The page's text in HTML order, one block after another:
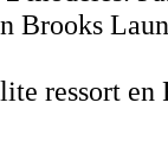
Brooks
ressort en